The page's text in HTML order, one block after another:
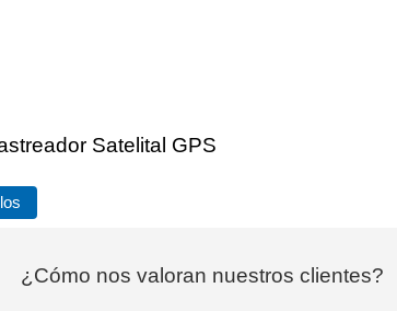
Satelital GPS
¿Cómo nos valoran nuestros clientes?